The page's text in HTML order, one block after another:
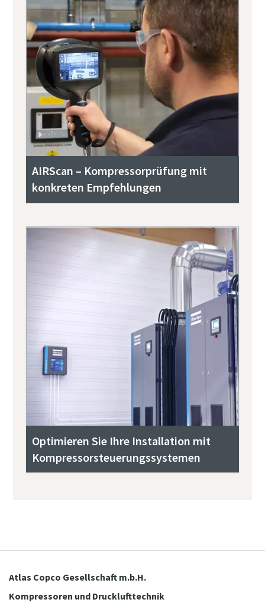
AIRScan – Kompressorprüfung mit
konkreten Empfehlungen
Optimieren Sie Ihre Installation mit
Kompressorsteuerungssystemen
Atlas Copco Gesellschaft m.b.H.
Kompressoren und Drucklufttechnik